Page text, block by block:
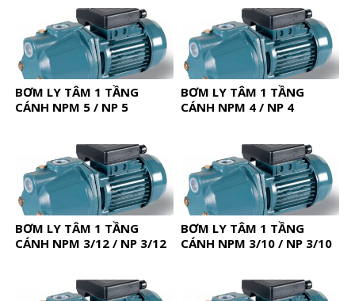
BƠM LY TÂM 1 TẦNG
CÁNH NPM 5 / NP 5
BƠM LY TÂM 1 TẦNG
CÁNH NPM 4 / NP 4
BƠM LY TÂM 1 TẦNG
CÁNH NPM 3/12 / NP 3/12
BƠM LY TÂM 1 TẦNG
CÁNH NPM 3/10 / NP 3/10